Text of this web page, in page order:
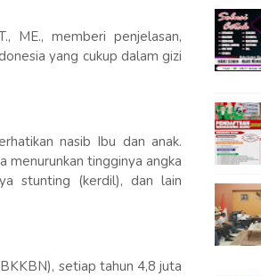
ME., memberi penjelasan,
yang cukup dalam gizi
nasib Ibu dan anak.
menurunkan tingginya angka
stunting (kerdil), dan lain
setiap tahun 4,8 juta